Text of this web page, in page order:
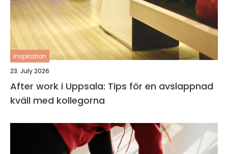
inspiration
23. July 2026
After work i Uppsala: Tips för en avslappnad
kväll med kollegorna